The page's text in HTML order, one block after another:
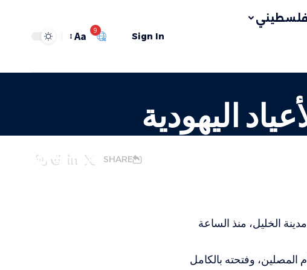
فلسطيني
Sign In
9
Aa
اليهودية
SHARE
الخليل، منذ الساعة
وفتحته بالكامل